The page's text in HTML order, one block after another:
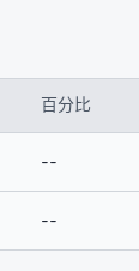
百分比
--
--